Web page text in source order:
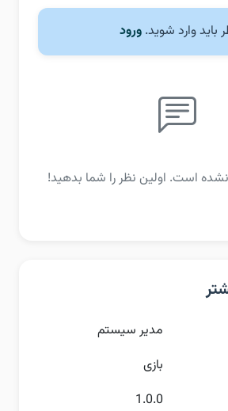
باید وارد شوید. ورود
است. اولین نظر را شما بدهید!
مدیر سیستم
بازی
1.0.0